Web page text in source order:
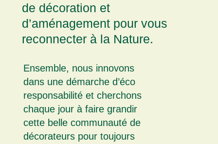
de décoration et
d’aménagement pour vous
reconnecter à la Nature.
Ensemble, nous innovons
dans une démarche d’éco
responsabilité et cherchons
chaque jour à faire grandir
cette belle communauté de
décorateurs pour toujours